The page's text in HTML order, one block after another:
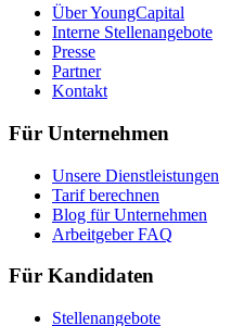
Über YoungCapital
Interne Stellenangebote
Presse
Partner
Kontakt
Für Unternehmen
Unsere Dienstleistungen
Tarif berechnen
Blog für Unternehmen
Arbeitgeber FAQ
Für Kandidaten
Stellenangebote